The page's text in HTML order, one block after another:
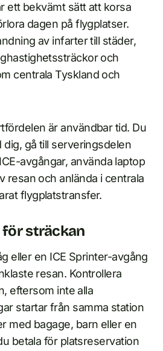
ett bekvämt sätt att korsa
dagen på flygplatser.
av infarter till städer,
och
centrala Tyskland och
är användbar tid. Du
dig, gå till serveringsdelen
avgångar, använda laptop
resan och anlända i centrala
flygplatstransfer.
sträckan
eller en ICE Sprinter-avgång
resan. Kontrollera
eftersom inte alla
startar från samma station
med bagage, barn eller en
betala för platsreservation